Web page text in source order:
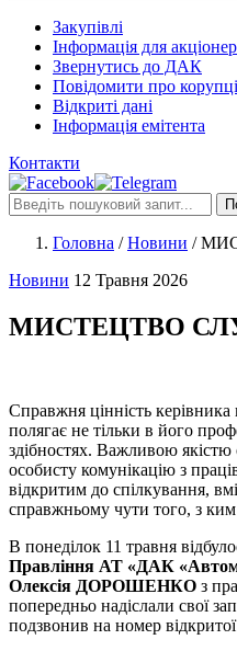
Закупівлі
Інформація для
Звернутись до ДАК
Повідомити про
Відкриті дані
Інформація емітента
Контакти
Головна /Новини /
Новини 12 Травня 2026
МИСТЕЦТВО
Справжня цінність керівника
полягає не тільки в його
здібностях. Важливою якістю
особисту комунікацію з
відкритим до спілкування,
справжньому чути того, з ким
В понеділок 11 травня
Правління АТ «ДАК
Олексія ДОРОШЕНКО з
попередньо надіслали свої
подзвонив на номер відкритої